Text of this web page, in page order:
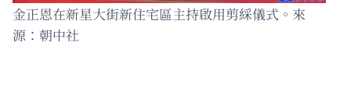
金正恩在新星大街新住宅區主持啟用剪綵儀式。來
源：朝中社